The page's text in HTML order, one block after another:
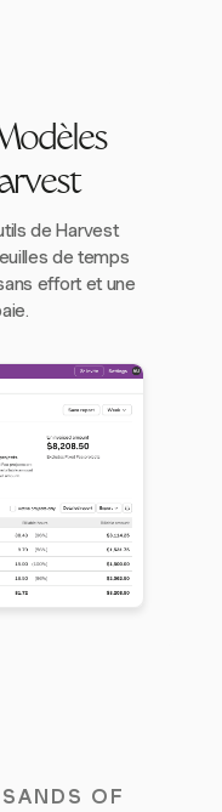
de Harvest
de temps
effort et une
OF